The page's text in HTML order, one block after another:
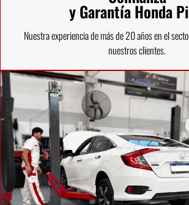
y Garantía Honda
Nuestra experiencia de más de 20 años en el
nuestros clientes.